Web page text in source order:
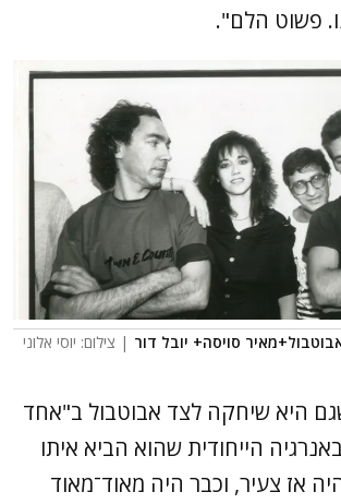
פשוט הלם".
סויסה+ יובל דור | צילום: יוסי אלוני
היא שיחקה לצד אבוטבול ב"אחד
הייחודית שהוא הביא איתו
אז צעיר, וכבר היה מאוד־מאוד